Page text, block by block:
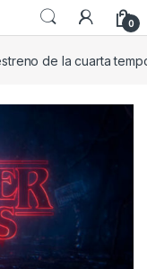
0
de la cuarta